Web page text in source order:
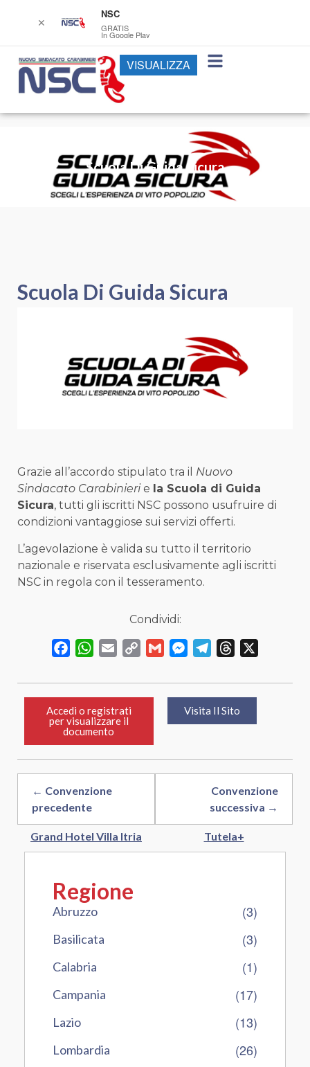
Scuola Di Guida Sicura
Scuola Di Guida Sicura
Grazie all’accordo stipulato tra il Nuovo
Sindacato Carabinieri e la Scuola di Guida
Sicura, tutti gli iscritti NSC possono usufruire di
condizioni vantaggiose sui servizi offerti.
L’agevolazione è valida su tutto il territorio
nazionale e riservata esclusivamente agli iscritti
NSC in regola con il tesseramento.
Condividi:
FacebookWhatsApp
Email
Copy
Gmail MessengerTelegramThreads
Accedi o registrati
per visualizzare il
documento
Visita Il Sito
← Convenzione
precedente
Grand Hotel Villa Itria
Convenzione
successiva →
Tutela+
Regione
Abruzzo (3)
Basilicata (3)
Calabria (1)
Campania (17)
Lazio (13)
Lombardia (26)
✕
NSC
GRATIS
In Google Play
VISUALIZZA